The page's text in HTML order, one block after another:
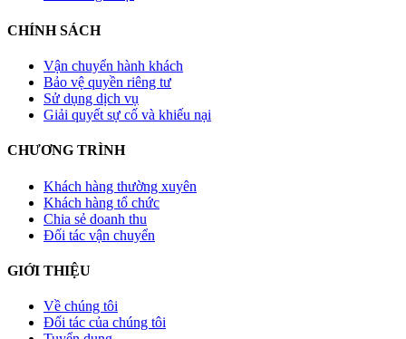
CHÍNH SÁCH
Vận chuyển hành khách
Bảo vệ quyền riêng tư
Sử dụng dịch vụ
Giải quyết sự cố và khiếu nại
CHƯƠNG TRÌNH
Khách hàng thường xuyên
Khách hàng tổ chức
Chia sẻ doanh thu
Đối tác vận chuyển
GIỚI THIỆU
Về chúng tôi
Đối tác của chúng tôi